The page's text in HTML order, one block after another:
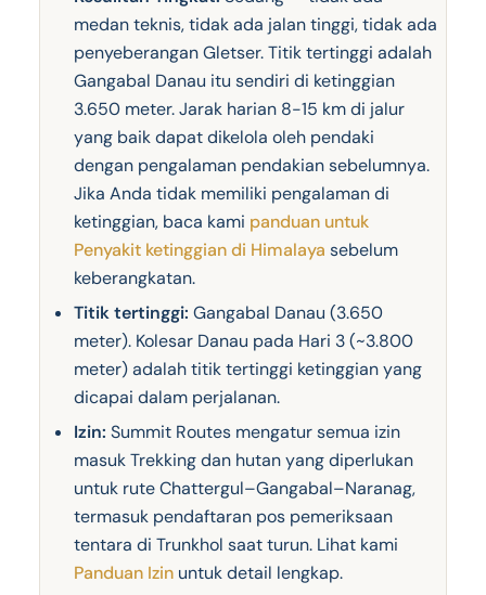
medan teknis, tidak ada jalan tinggi, tidak ada
penyeberangan Gletser. Titik tertinggi adalah
Gangabal Danau itu sendiri di ketinggian
3.650 meter. Jarak harian 8-15 km di jalur
yang baik dapat dikelola oleh pendaki
dengan pengalaman pendakian sebelumnya.
Jika Anda tidak memiliki pengalaman di
ketinggian, baca kami panduan untuk
Penyakit ketinggian di Himalaya sebelum
keberangkatan.
Titik tertinggi: Gangabal Danau (3.650
meter). Kolesar Danau pada Hari 3 (~3.800
meter) adalah titik tertinggi ketinggian yang
dicapai dalam perjalanan.
Izin: Summit Routes mengatur semua izin
masuk Trekking dan hutan yang diperlukan
untuk rute Chattergul–Gangabal–Naranag,
termasuk pendaftaran pos pemeriksaan
tentara di Trunkhol saat turun. Lihat kami
Panduan Izinuntuk detail lengkap.